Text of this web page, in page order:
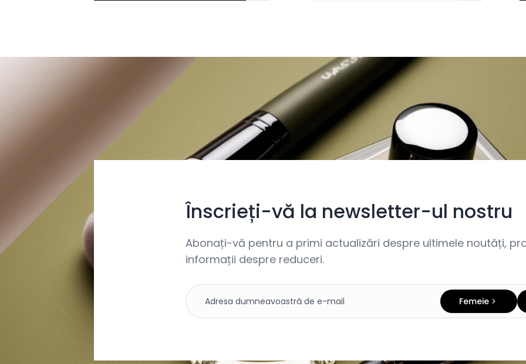
Înscrieți-vă la newsletter-ul nostru
Abonați-vă pentru a primi actualizări despre ultimele noutăți,
informații despre reduceri.
Femeie